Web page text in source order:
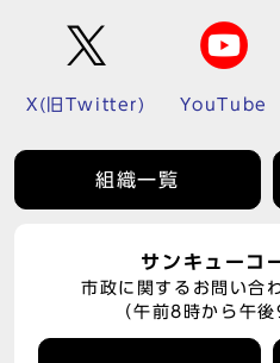
X(旧Twitter) YouTube
組織一覧
サンキューコ
市政に関するお問い合
（午前8時から午